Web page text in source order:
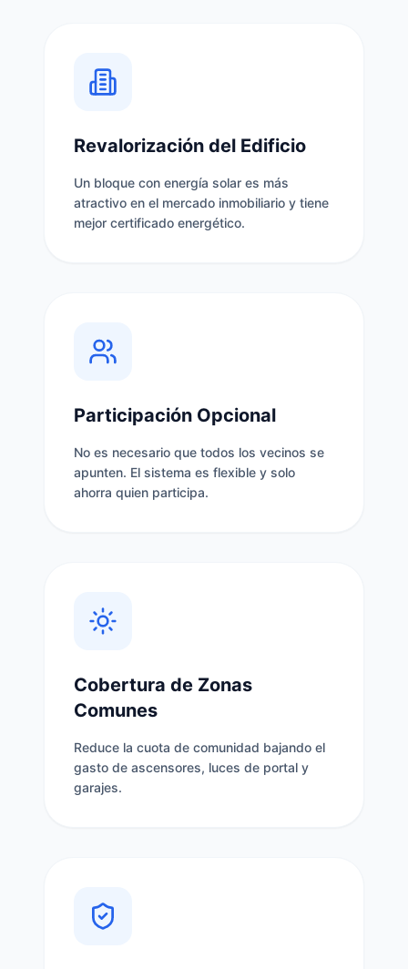
Revalorización del Edificio
Un bloque con energía solar es más
atractivo en el mercado inmobiliario y tiene
mejor certificado energético.
Participación Opcional
No es necesario que todos los vecinos se
apunten. El sistema es flexible y solo
ahorra quien participa.
Cobertura de Zonas
Comunes
Reduce la cuota de comunidad bajando el
gasto de ascensores, luces de portal y
garajes.